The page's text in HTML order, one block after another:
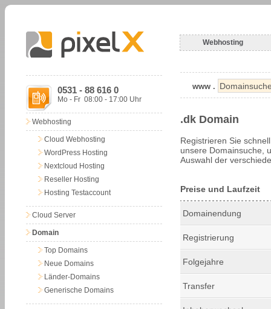
Webhosting
0531 - 88 616 0
Mo - Fr 08:00 - 17:00 Uhr
Webhosting
Cloud Webhosting
WordPress Hosting
Nextcloud Hosting
Reseller Hosting
Hosting Testaccount
Cloud Server
Domain
Top Domains
Neue Domains
Länder-Domains
Generische Domains
www .
.dk Domain
Registrieren Sie
unsere Domainsuche,
Auswahl der
Preise und Laufzeit
Domainendung
Registrierung
Folgejahre
Transfer